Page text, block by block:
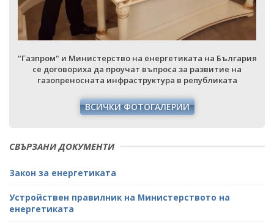
"Газпром" и Министерство на енергетиката на България
се договориха да проучат въпроса за развитие на
газопреносната инфраструктура в републиката
ВСИЧКИ ФОТОГАЛЕРИИ
СВЪРЗАНИ ДОКУМЕНТИ
Закон за енергетиката
Устройствен правилник на Министерството на
енергетиката